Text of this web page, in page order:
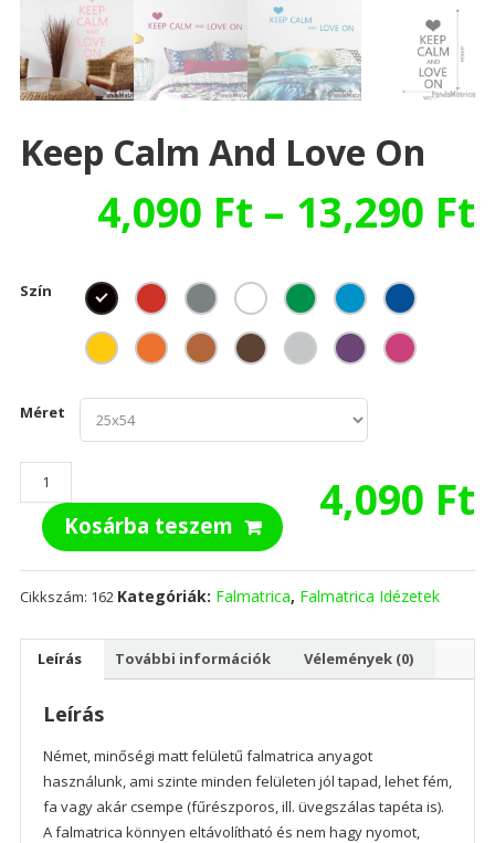
Keep Calm And Love On
4,090 Ft – 13,290 Ft
Szín
Méret
4,090 Ft
Keep
Calm
and
Love
On
mennyiség
Kosárba teszem
Cikkszám: 162 Kategóriák: Falmatrica, Falmatrica Idézetek
Leírás További információk Vélemények (0)
Leírás
Német, minőségi matt felületű falmatrica anyagot
használunk, ami szinte minden felületen jól tapad, lehet fém,
fa vagy akár csempe (fűrészporos, ill. üvegszálas tapéta is).
A falmatrica könnyen eltávolítható és nem hagy nyomot,